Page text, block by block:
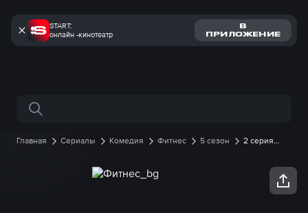
START:
онлайн -кинотеатр
В
ПРИЛОЖЕНИЕ
Поиск по сайту
Главная Сериалы Комедия Фитнес 5 сезон
2 серия